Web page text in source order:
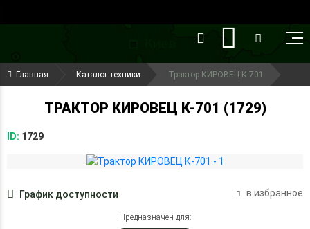
(099) 644-79-22
(050) 416-93-27
Главная Каталог техники Трактор КИРОВЕЦ К-701
ТРАКТОР КИРОВЕЦ К-701 (1729)
ID: 1729
График доступности в избранное
Предназначен для: